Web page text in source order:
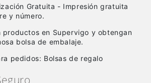
Gratuita - Impresión gratuita
y número.
productos en Supervigo y obtengan
bolsa de embalaje.
pedidos: Bolsas de regalo